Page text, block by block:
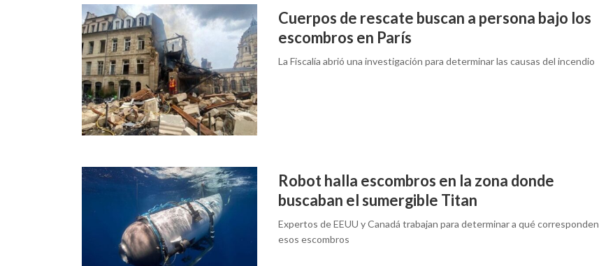
Cuerpos de rescate buscan a persona bajo los
escombros en París
La Fiscalía abrió una investigación para determinar las causas del incendio
Robot halla escombros en la zona donde
buscaban el sumergible Titan
Expertos de EEUU y Canadá trabajan para determinar a qué corresponden
esos escombros